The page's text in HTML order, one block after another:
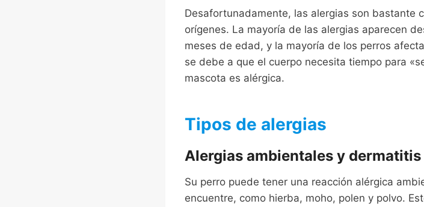
Desafortunadamente, las alergias son bastante
orígenes. La mayoría de las alergias aparecen
meses de edad, y la mayoría de los perros
se debe a que el cuerpo necesita tiempo para
mascota es alérgica.
Tipos de alergias
Alergias ambientales y
Su perro puede tener una reacción alérgica
encuentre, como hierba, moho, polen y polvo.